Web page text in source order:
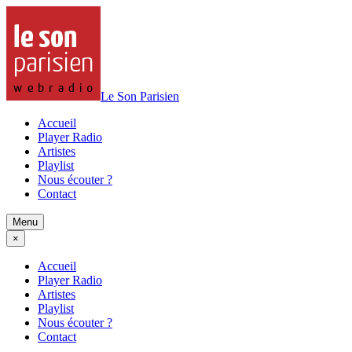
Le Son Parisien
Accueil
Player Radio
Artistes
Playlist
Nous écouter ?
Contact
Menu
×
Accueil
Player Radio
Artistes
Playlist
Nous écouter ?
Contact